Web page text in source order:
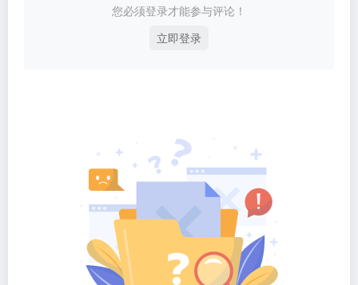
您必须登录才能参与评论！
立即登录